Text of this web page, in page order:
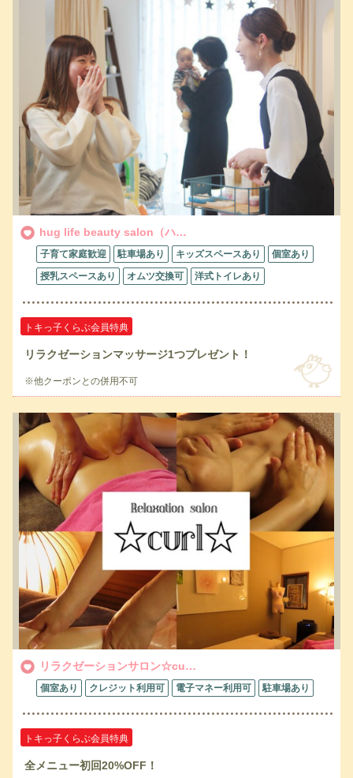
hug life beauty salon（ハ…
子育て家庭歓迎 駐車場あり キッズスペースあり
個室あり
授乳スペースあり
オムツ交換可 洋式トイレあり
トキっ子くらぶ会員特典
リラクゼーションマッサージ1つプレゼント！
※他クーポンとの併用不可
リラクゼーションサロン☆cu…
個室あり クレジット利用可 電子マネー利用可 駐車場あり
トキっ子くらぶ会員特典
全メニュー初回20%OFF！